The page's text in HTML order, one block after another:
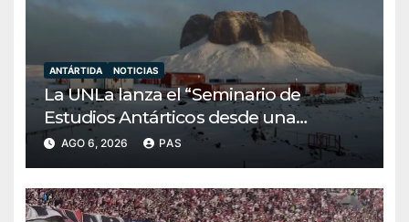
ANTÁRTIDA NOTICIAS
La UNLa lanza el “Seminario de
Estudios Antárticos desde una
perspectiva transdisciplinar”: una
apuesta por la soberanía y la
conciencia bicontinental
AGO 6, 2026 PAS